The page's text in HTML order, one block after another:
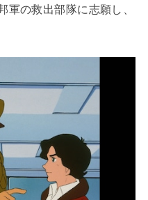
の救出部隊に志願し、